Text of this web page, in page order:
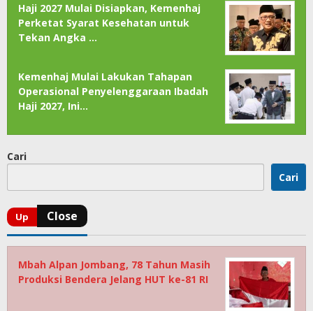
Haji 2027 Mulai Disiapkan, Kemenhaj
Perketat Syarat Kesehatan untuk
Tekan Angka …
Kemenhaj Mulai Lakukan Tahapan
Operasional Penyelenggaraan Ibadah
Haji 2027, Ini…
Cari
Cari
Mbah Alpan Jombang, 78 Tahun Masih
Produksi Bendera Jelang HUT ke-81 RI